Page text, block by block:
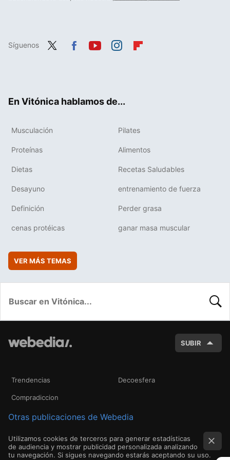
Síguenos
En Vitónica hablamos de...
Musculación Pilates
Proteínas Alimentos
Dietas Recetas Saludables
Desayuno entrenamiento de fuerza
Definición Perder grasa
cenas protéicas ganar masa muscular
VER MÁS TEMAS
SUBIR
Trendencias Decoesfera
Compradiccion
Otras publicaciones de Webedia
Utilizamos cookies de terceros para generar estadísticas
de audiencia y mostrar publicidad personalizada analizando
tu navegación. Si sigues navegando estarás aceptando su uso.